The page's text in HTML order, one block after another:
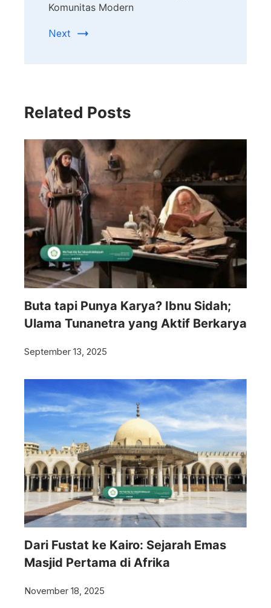
Komunitas Modern
Next
Related Posts
Buta tapi Punya Karya? Ibnu Sidah;
Ulama Tunanetra yang Aktif Berkarya
September 13, 2025
Dari Fustat ke Kairo: Sejarah Emas
Masjid Pertama di Afrika
November 18, 2025